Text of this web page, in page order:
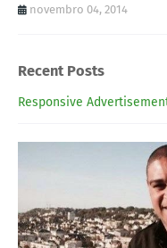
novembro 04, 2014
Recent Posts
Responsive